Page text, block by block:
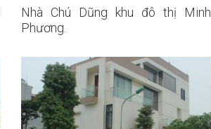
Nhà Chú Dũng khu đô thị Minh
Phương.